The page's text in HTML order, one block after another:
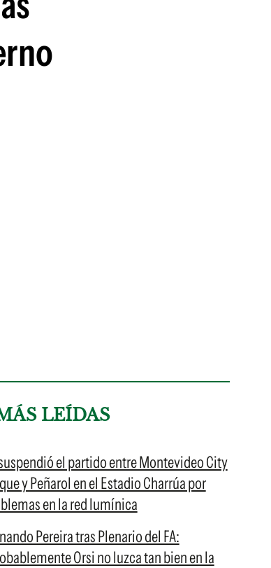
LEÍDAS
el partido entre Montevideo City
y Peñarol en el Estadio Charrúa por
en la red lumínica
Pereira tras Plenario del FA:
Orsi no luzca tan bien en la